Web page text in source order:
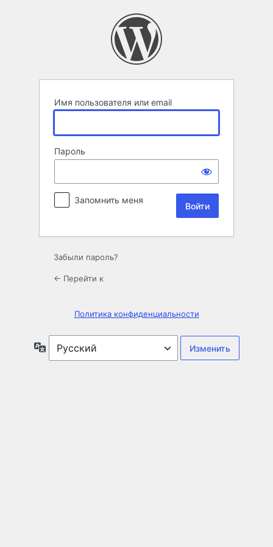
Имя пользователя или email
Пароль
Запомнить меня
Забыли пароль?
← Перейти к
Политика конфиденциальности
Язык